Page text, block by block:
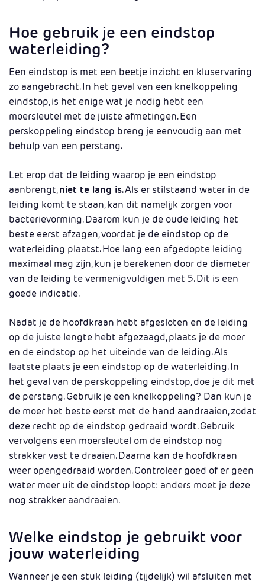
Hoe gebruik je een eindstop
waterleiding?
Een eindstop is met een beetje inzicht en kluservaring
zo aangebracht. In het geval van een knelkoppeling
eindstop, is het enige wat je nodig hebt een
moersleutel met de juiste afmetingen. Een
perskoppeling eindstop breng je eenvoudig aan met
behulp van een perstang.
Let erop dat de leiding waarop je een eindstop
aanbrengt,niet te lang is. Als er stilstaand water in de
leiding komt te staan, kan dit namelijk zorgen voor
bacterievorming. Daarom kun je de oude leiding het
beste eerst afzagen, voordat je de eindstop op de
waterleiding plaatst. Hoe lang een afgedopte leiding
maximaal mag zijn, kun je berekenen door de diameter
van de leiding te vermenigvuldigen met 5. Dit is een
goede indicatie.
Nadat je de hoofdkraan hebt afgesloten en de leiding
op de juiste lengte hebt afgezaagd, plaats je de moer
en de eindstop op het uiteinde van de leiding. Als
laatste plaats je een eindstop op de waterleiding. In
het geval van de perskoppeling eindstop, doe je dit met
de perstang. Gebruik je een knelkoppeling? Dan kun je
de moer het beste eerst met de hand aandraaien, zodat
deze recht op de eindstop gedraaid wordt. Gebruik
vervolgens een moersleutel om de eindstop nog
strakker vast te draaien. Daarna kan de hoofdkraan
weer opengedraaid worden. Controleer goed of er geen
water meer uit de eindstop loopt: anders moet je deze
nog strakker aandraaien.
Welke eindstop je gebruikt voor
jouw waterleiding
Wanneer je een stuk leiding (tijdelijk) wil afsluiten met